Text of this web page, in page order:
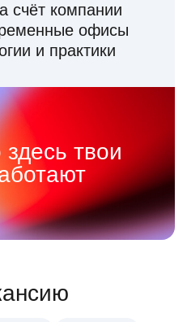
счёт компании
офисы
и практики
твои